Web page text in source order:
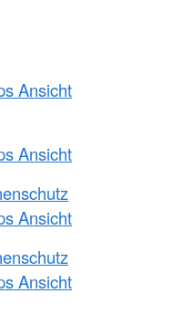
Ansicht
Ansicht
Ansicht
Ansicht